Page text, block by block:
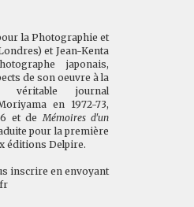
la Photographie et
et Jean-Kenta
japonais,
de son oeuvre à la
véritable journal
en 1972-73,
et deMémoires d'un
pour la première
éditions Delpire.
inscrire en envoyant